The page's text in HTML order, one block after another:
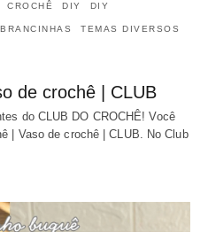
CROCHÊ DIY DIY
TEMAS DIVERSOS
de crochê | CLUB
do CLUB DO CROCHÊ! Você
| Vaso de crochê | CLUB. No Club